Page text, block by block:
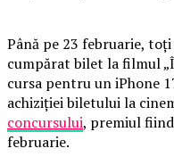
Până pe 23 februarie,
cumpărat bilet la filmul
cursa pentru un iPhone
achiziției biletului la
concursului, premiul
februarie.